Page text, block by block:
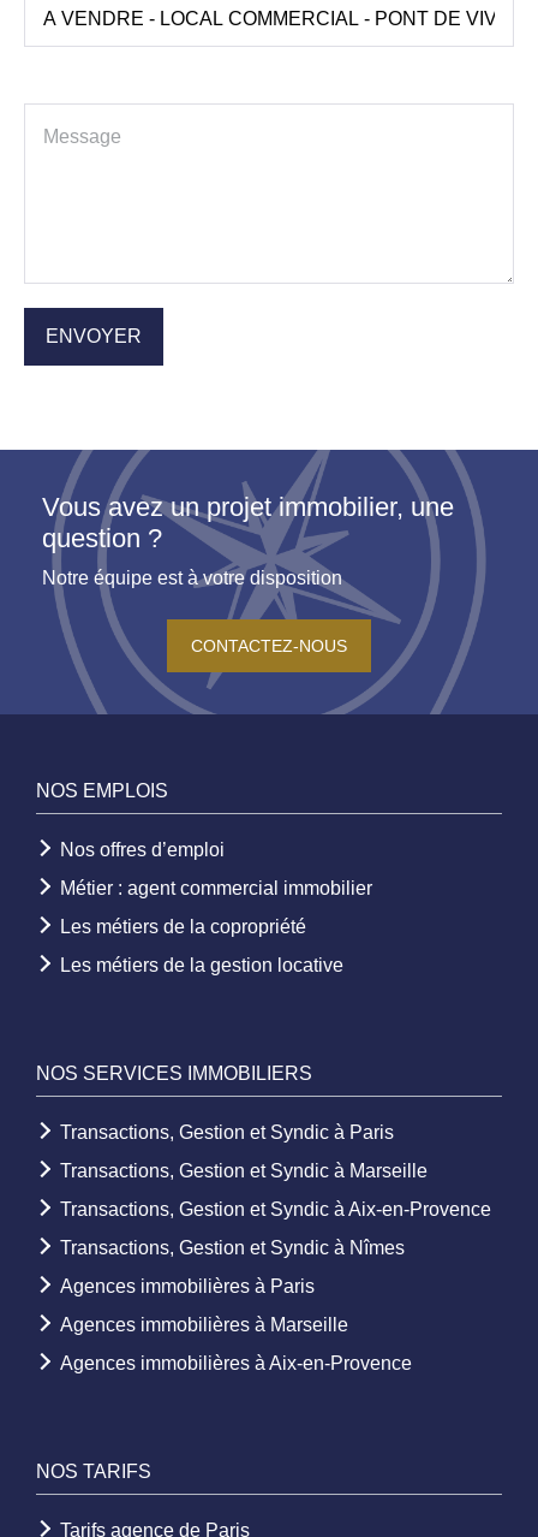
Vous avez un projet immobilier, une
question ?
Notre équipe est à votre disposition
CONTACTEZ-NOUS
NOS EMPLOIS
Nos offres d’emploi
Métier : agent commercial immobilier
Les métiers de la copropriété
Les métiers de la gestion locative
NOS SERVICES IMMOBILIERS
Transactions, Gestion et Syndic à Paris
Transactions, Gestion et Syndic à Marseille
Transactions, Gestion et Syndic à Aix-en-Provence
Transactions, Gestion et Syndic à Nîmes
Agences immobilières à Paris
Agences immobilières à Marseille
Agences immobilières à Aix-en-Provence
NOS TARIFS
Tarifs agence de Paris